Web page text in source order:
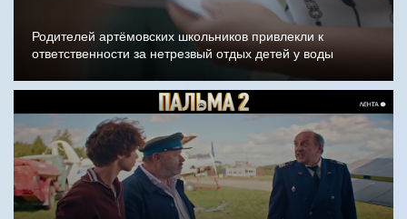
Родителей артёмовских школьников привлекли к
ответственности за нетрезвый отдых детей у воды